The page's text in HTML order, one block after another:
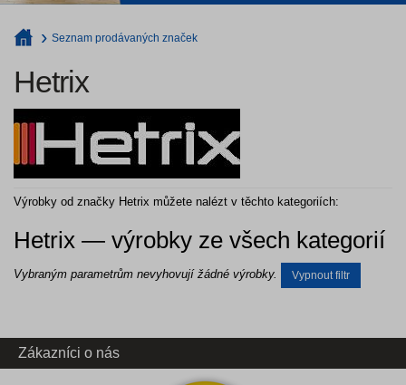
Seznam prodávaných značek
Hetrix
Výrobky od značky Hetrix můžete nalézt v těchto kategoriích:
Hetrix — výrobky ze všech kategorií
Vybraným parametrům nevyhovují žádné výrobky. Vypnout filtr
Zákazníci o nás